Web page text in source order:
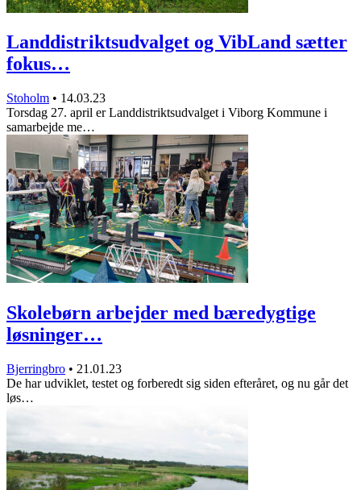
Landdistriktsudvalget og VibLand sætter
fokus…
Stoholm • 14.03.23
Torsdag 27. april er Landdistriktsudvalget i Viborg Kommune i
samarbejde me…
Skolebørn arbejder med bæredygtige
løsninger…
Bjerringbro • 21.01.23
De har udviklet, testet og forberedt sig siden efteråret, og nu går det
løs…